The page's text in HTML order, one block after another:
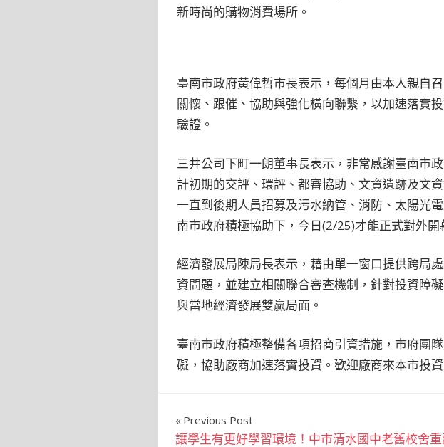
新時尚的購物消費場所。
臺南市政府黃偉哲市長表示，每個月由本人親自
關懷、跟催、協助與強化橫向聯繫，以加速落實
驗證。
三井公司下町一朗董事長表示，非常感謝臺南市
計初期的交評、環評、都審協助、文資遺跡及文
一直到後期人員招募及污水納管、消防、太陽光
南市政府積極協助下，今日(2/25)才能正式對外開
經濟發展局陳局長表示，藉由單一窗口提供跨局
資問題，並建立相關聯合審查機制，針對投資障
與當地經濟發展雙贏局面。
臺南市政府積極整備各項招商引資措施，市府團
礙，協助廠商加速落實投資。歡迎廠商來本市投
文Previous Post
讓學生有更好學習環境！中市清水國中老舊校舍重